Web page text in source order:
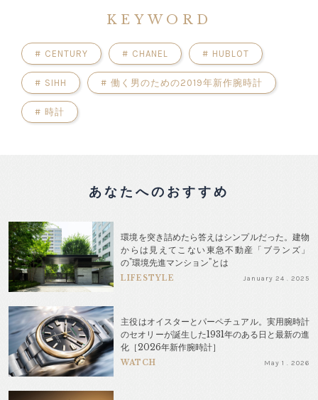
KEYWORD
# CENTURY # CHANEL # HUBLOT
# SIHH # 働く男のための2019年新作腕時計
# 時計
あなたへのおすすめ
環境を突き詰めたら答えはシンプルだった。建物
からは見えてこない東急不動産「ブランズ」
の"環境先進マンション"とは
LIFESTYLE January 24 . 2025
主役はオイスターとパーペチュアル。実用腕時計
のセオリーが誕生した1931年のある日と最新の進
化［2026年新作腕時計］
WATCH May 1 . 2026